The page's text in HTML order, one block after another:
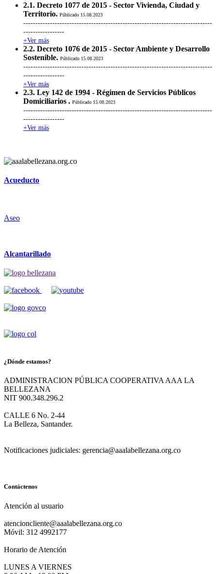
2.1. Decreto 1077 de 2015 - Sector Vivienda, Ciudad y
Territorio. Públicado 15.08.2023
------------------------------------------------------------------------------
-----------------
+Ver más
2.2. Decreto 1076 de 2015 - Sector Ambiente y Desarrollo
Sostenible. Públicado 15.08.2023
------------------------------------------------------------------------------
-----------------
+Ver más
2.3. Ley 142 de 1994 - Régimen de Servicios Públicos
Domiciliarios . Públicado 15.08.2023
------------------------------------------------------------------------------
-----------------
+Ver más
Acueducto
Aseo
Alcantarillado
¿Dónde estamos?
ADMINISTRACION PÚBLICA COOPERATIVA AAA LA
BELLEZANA
NIT 900.348.296.2
CALLE 6 No. 2-44
La Belleza, Santander.
Notificaciones judiciales: gerencia@aaalabellezana.org.co
Contáctenos
Atención al usuario
atencioncliente@aaalabellezana.org.co
Móvil: 312 4992177
Horario de Atención
LUNES A VIERNES